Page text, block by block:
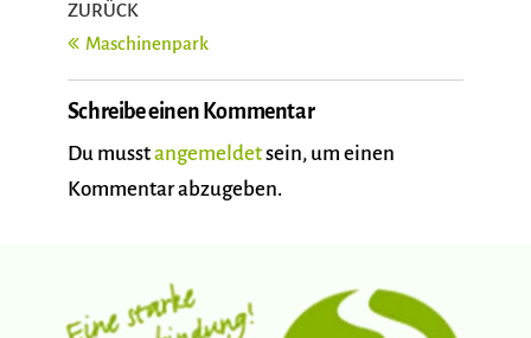
ZURÜCK
Maschinenpark
Schreibe einen Kommentar
Du musstangemeldetsein, um einen
Kommentar abzugeben.